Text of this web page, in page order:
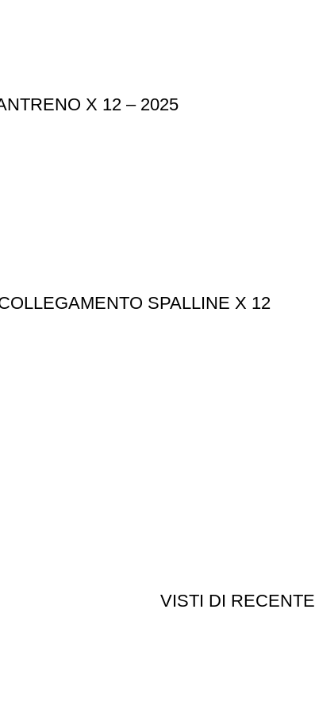
X 12 – 2025
SPALLINE X 12
VISTI DI RECENTE